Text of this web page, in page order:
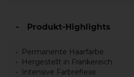
Produkt-Highlights
Permanente Haarfarbe
Hergestellt in Frankereich
Intensive Farbreflexe